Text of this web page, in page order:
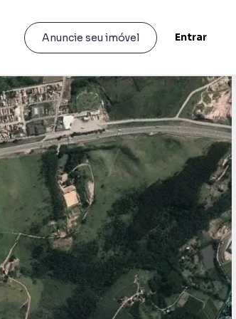
Anuncie seu imóvel Entrar